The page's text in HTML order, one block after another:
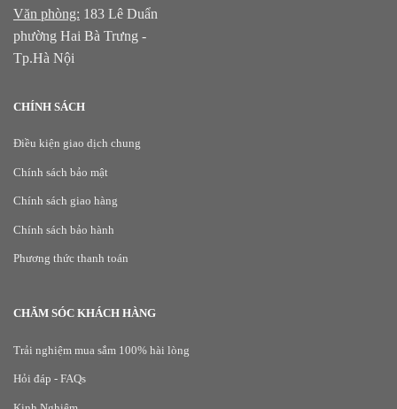
Văn phòng: 183 Lê Duẩn
phường Hai Bà Trưng -
Tp.Hà Nội
CHÍNH SÁCH
Điều kiện giao dịch chung
Chính sách bảo mật
Chính sách giao hàng
Chính sách bảo hành
Phương thức thanh toán
CHĂM SÓC KHÁCH HÀNG
Trải nghiệm mua sắm 100% hài lòng
Hỏi đáp - FAQs